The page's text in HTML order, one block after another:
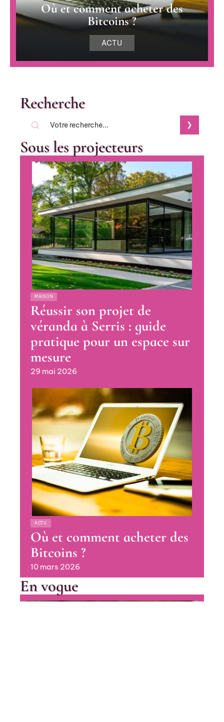
Où et comment acheter des
Bitcoins ?
ACTU
Recherche
Sous les projecteurs
MAISON
Réussir son projet de
véranda à Serris : guide
pratique pour un espace sur
mesure
29 mai 2026
ACTU
Où et comment acheter des
Bitcoins ?
10 mars 2026
En vogue